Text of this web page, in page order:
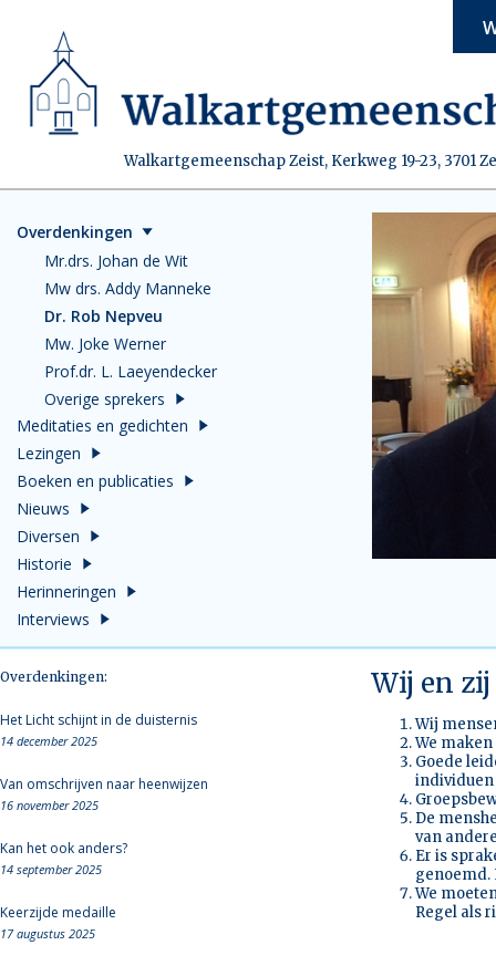
Walkartgemeenschap Zeist, Kerkweg 19-23, 3701
Overdenkingen
Mr.drs. Johan de Wit
Mw drs. Addy Manneke
Dr. Rob Nepveu
Mw. Joke Werner
Prof.dr. L. Laeyendecker
Overige sprekers
Meditaties en gedichten
Lezingen
Boeken en publicaties
Nieuws
Diversen
Historie
Herinneringen
Interviews
Overdenkingen:
Het Licht schijnt in de duisternis
14 december 2025
Van omschrijven naar heenwijzen
16 november 2025
Kan het ook anders?
14 september 2025
Keerzijde medaille
17 augustus 2025
Wij en zij
Wij
We
Goede
individuen
De
van
Er is
genoemd.
We
Regel als